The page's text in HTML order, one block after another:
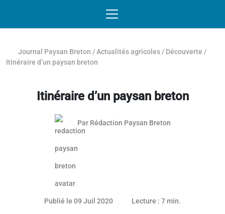
Journal Paysan Breton /Actualités agricoles / Découverte /
Itinéraire d’un paysan breton
Itinéraire d’un paysan breton
Par Rédaction Paysan Breton
Publié le 09 Juil 2020 Lecture : 7 min.